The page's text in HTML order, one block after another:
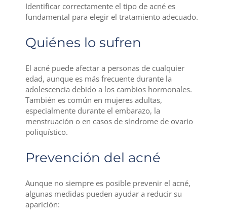
Identificar correctamente el tipo de acné es
fundamental para elegir el tratamiento adecuado.
Quiénes lo sufren
El acné puede afectar a personas de cualquier
edad, aunque es más frecuente durante la
adolescencia debido a los cambios hormonales.
También es común en mujeres adultas,
especialmente durante el embarazo, la
menstruación o en casos de síndrome de ovario
poliquístico.
Prevención del acné
Aunque no siempre es posible prevenir el acné,
algunas medidas pueden ayudar a reducir su
aparición: